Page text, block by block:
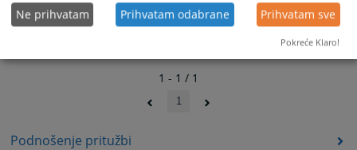
Podnošenje pritužbi
1 - 1 / 1
1
Ne prihvatam Prihvatam odabrane Prihvatam sve
Pokreće Klaro!